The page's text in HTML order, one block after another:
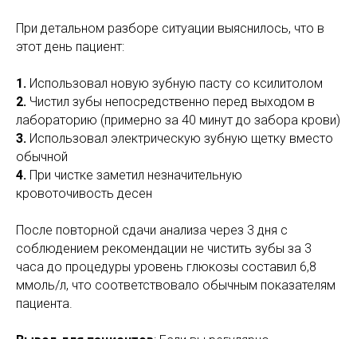
При детальном разборе ситуации выяснилось, что в
этот день пациент:
1. Использовал новую зубную пасту со ксилитолом
2. Чистил зубы непосредственно перед выходом в
лабораторию (примерно за 40 минут до забора крови)
3. Использовал электрическую зубную щетку вместо
обычной
4. При чистке заметил незначительную
кровоточивость десен
После повторной сдачи анализа через 3 дня с
соблюдением рекомендации не чистить зубы за 3
часа до процедуры уровень глюкозы составил 6,8
ммоль/л, что соответствовало обычным показателям
пациента.